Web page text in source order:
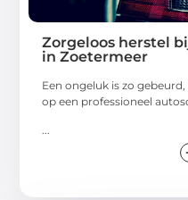
Zorgeloos herstel
in Zoetermeer
Een ongeluk is zo
op een professioneel
...